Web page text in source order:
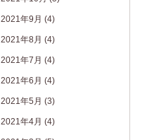
2021年9月 (4)
2021年8月 (4)
2021年7月 (4)
2021年6月 (4)
2021年5月 (3)
2021年4月 (4)